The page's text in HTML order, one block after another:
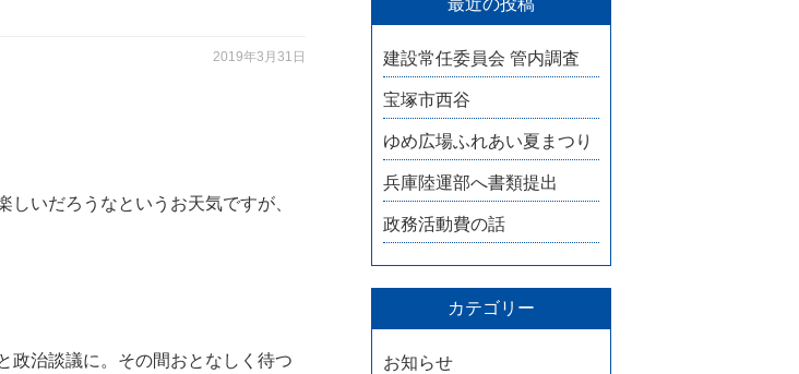
2019年3月31日
いだろうなというお天気ですが、
政治談議に。その間おとなしく待つ
最近の投稿
建設常任委員会 管内調査
宝塚市西谷
ゆめ広場ふれあい夏まつり
兵庫陸運部へ書類提出
政務活動費の話
カテゴリー
お知らせ